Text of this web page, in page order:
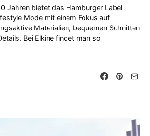
Jahren bietet das Hamburger Label
Mode mit einem Fokus auf
Materialien, bequemen Schnitten
Bei Elkine findet man so